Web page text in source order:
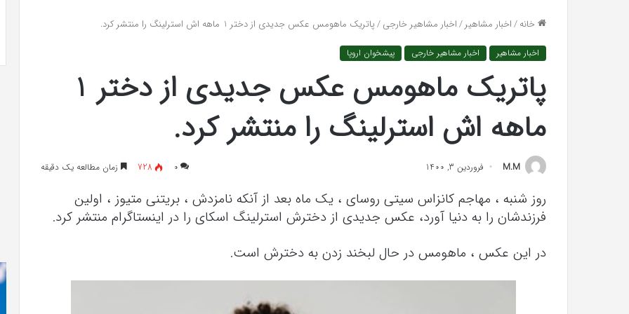
خانه/اخبار مشاهیر/اخبار مشاهیر خارجی/پاتریک ماهومس عکس جدیدی از دختر 1 ماهه اش استرلینگ را منتشر کرد.
اخبار مشاهیر اخبار مشاهیر خارجی پیشخوان اروپا
پاتریک ماهومس عکس جدیدی از دختر 1
ماهه اش استرلینگ را منتشر کرد.
M.M فروردین 3, 1400 ۰ 728 زمان مطالعه یک دقیقه
روز شنبه ، مهاجم کانزاس سیتی روسای ، یک ماه بعد از آنکه نامزدش ، بریتنی متیوز ، اولین
فرزندشان را به دنیا آورد، عکس جدیدی از دخترش استرلینگ اسکای را در اینستاگرام منتشر کرد.
در این عکس ، ماهومس در حال لبخند زدن به دخترش است.
را
در
دادگاه
«پاسخ افتراها را در دادگاه می‌دهم»
می‌شود؟
جنسی
بل
می